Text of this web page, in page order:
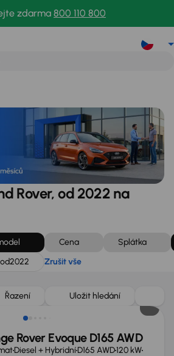
zdarma 800 110 800
Rover, od 2022 na
Cena
Splátka
2022 Zrušit vše
Řazení Uložit hledání
Kč
Rover Evoque D165 AWD
Diesel + HybridníD165 AWD120 kW